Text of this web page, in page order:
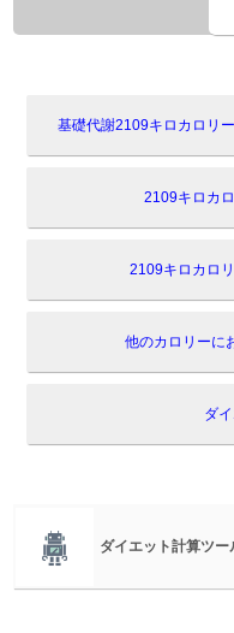
基礎代謝2109キロカロリ
2109キロカ
2109キロカロ
他のカロリーに
ダ
ダイエット計算ツー